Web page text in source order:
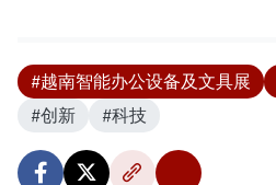
#越南智能办公设备及文具展
#创新
#科技